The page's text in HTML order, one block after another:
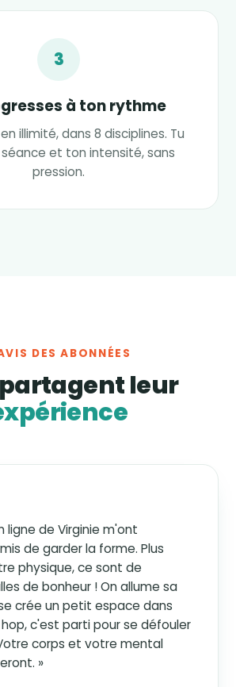
3
à ton rythme
illimité, dans 8 disciplines. Tu
et ton intensité, sans
pression.
DES ABONNÉES
partagent leur
ligne de Virginie m'ont
de garder la forme. Plus
physique, ce sont de
de bonheur ! On allume sa
crée un petit espace dans
c'est parti pour se défouler
corps et votre mental
»